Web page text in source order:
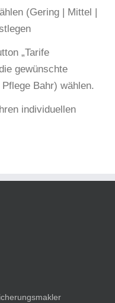
(Gering | Mittel |
„Tarife
gewünschte
Bahr) wählen.
individuellen